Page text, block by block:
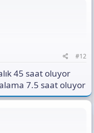
#12
45 saat oluyor
7.5 saat oluyor